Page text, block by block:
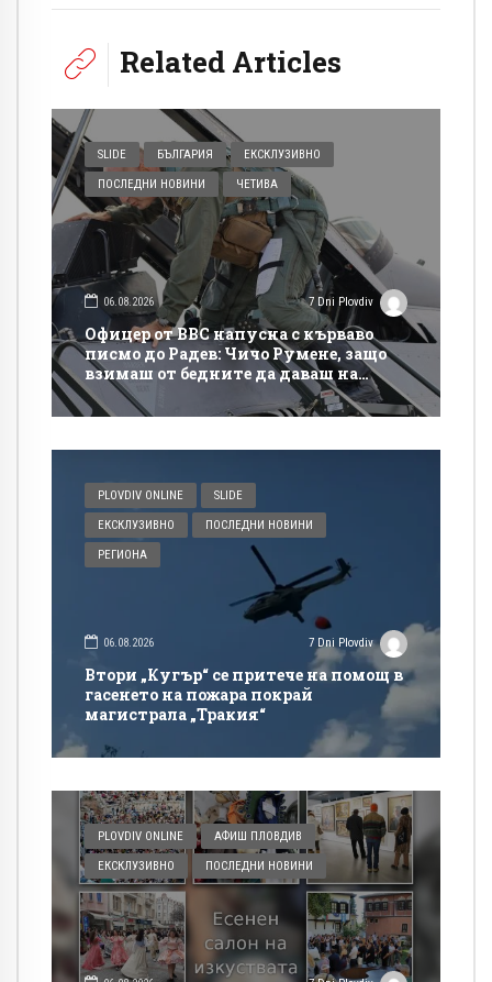
Related Articles
SLIDE БЪЛГАРИЯ ЕКСКЛУЗИВНО
ПОСЛЕДНИ НОВИНИ ЧЕТИВА
06.08.2026 7 Dni Plovdiv
Офицер от ВВС напусна с кърваво
писмо до Радев: Чичо Румене, защо
взимаш от бедните да даваш на
богатите?
PLOVDIV ONLINE SLIDE
ЕКСКЛУЗИВНО ПОСЛЕДНИ НОВИНИ
РЕГИОНА
06.08.2026 7 Dni Plovdiv
Втори „Кугър“ се притече на помощ в
гасенето на пожара покрай
магистрала „Тракия“
PLOVDIV ONLINE АФИШ ПЛОВДИВ
ЕКСКЛУЗИВНО ПОСЛЕДНИ НОВИНИ